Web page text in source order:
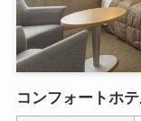
コンフォートホ